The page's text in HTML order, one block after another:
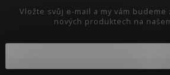
Vložte svůj e-mail a my vám
nových produktech na